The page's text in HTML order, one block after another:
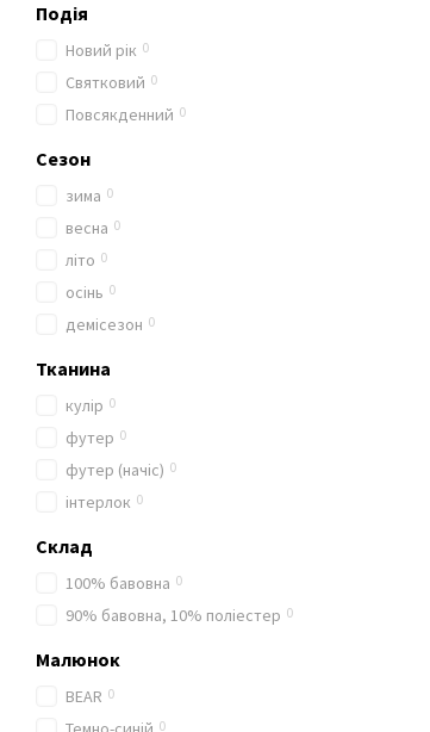
Подія
Новий рік 0
Святковий 0
Повсякденний 0
Сезон
зима 0
весна 0
літо 0
осінь 0
демісезон 0
Тканина
кулір 0
футер 0
футер (начіс) 0
інтерлок 0
Склад
100% бавовна 0
90% бавовна, 10% поліестер 0
Малюнок
BEAR 0
0